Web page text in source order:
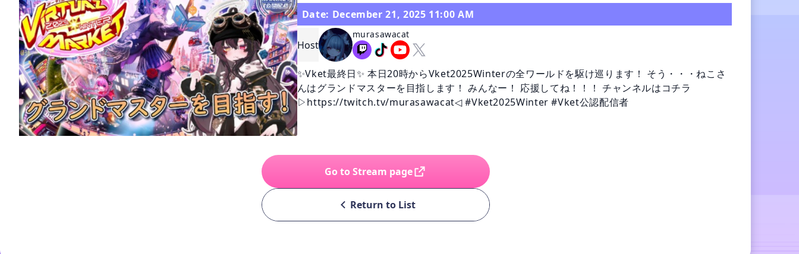
Date: December 21, 2025 11:00 AM
Host
murasawacat
✨Vket最終日✨ 本日20時からVket2025Winterの全ワールドを駆け巡ります！ そう・・・ねこさ
んはグランドマスターを目指します！ みんなー！ 応援してね！！！ チャンネルはコチラ
▷https://twitch.tv/murasawacat◁ #Vket2025Winter #Vket公認配信者
Go to Stream page
Return to List